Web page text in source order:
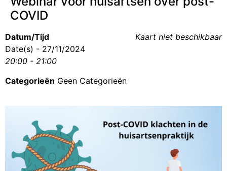
COVID
Kaart niet beschikbaar
Datum/Tijd
Date(s) - 27/11/2024
20:00 - 21:00
Categorieën Geen Categorieën